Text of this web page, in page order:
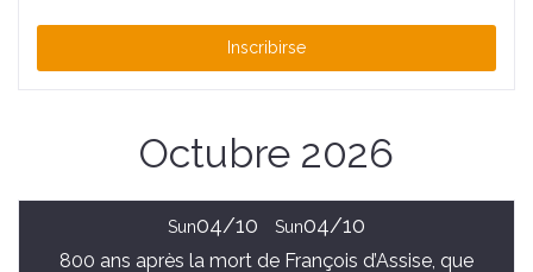
Inscribirse
Octubre 2026
Sun04/10 Sun04/10
800 ans après la mort de François d’Assise, que